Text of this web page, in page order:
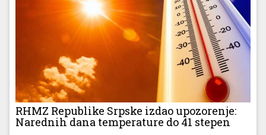
RHMZ Republike Srpske izdao upozorenje:
Narednih dana temperature do 41 stepen